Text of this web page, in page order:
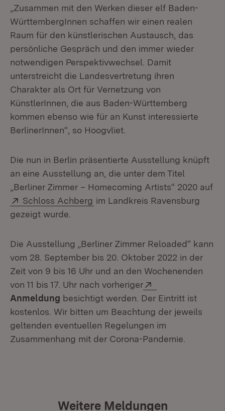
„Zusammen mit den Werken dieser elf Baden-
WürttembergInnen schaffen wir einen realen
Raum für den künstlerischen Austausch, das
persönliche Gespräch und den immer wieder
notwendigen Perspektivwechsel. Damit
unterstreicht die Landesvertretung ihren
Charakter als Ort für Vernetzung von
KünstlerInnen, die aus Baden-Württemberg
kommen ebenso wie für an Kunst interessierte
BerlinerInnen“, so Hoogvliet.
Die nun in Berlin präsentierte Ausstellung knüpft
an eine Ausstellung an, die unter dem Titel
„Berliner Zimmer – Homecoming Artists“ 2020 auf
Extern:
Schloss Achberg (Öffnet in neuem Fenster)
im Landkreis Ravensburg
gezeigt wurde.
Die Ausstellung „Berliner Zimmer Reloaded“ kann
vom 28. September bis 20. Oktober 2022 in der
Zeit von 9 bis 16 Uhr und an den Wochenenden
von 11 bis 17. Uhr nach vorheriger
Anmeldung besichtigt werden. Der Eintritt ist
kostenlos. Wir bitten um Beachtung der jeweils
geltenden eventuellen Regelungen im
Zusammenhang mit der Corona-Pandemie.
Weitere Meldungen